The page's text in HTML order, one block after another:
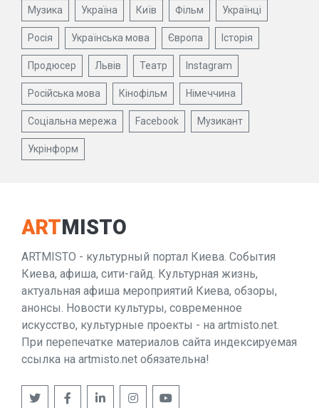
Музика Україна Київ Фільм Українці
Росія Українська мова Європа Історія
Продюсер Львів Театр Instagram
Російська мова Кінофільм Німеччина
Соціальна мережа Facebook Музикант
Укрінформ
ARTMISTO
ARTMISTO - культурный портал Киева. События
Киева, афиша, сити-гайд. Культурная жизнь,
актуальная афиша мероприятий Киева, обзоры,
анонсы. Новости культуры, современное
искусство, культурные проекты - на artmisto.net.
При перепечатке материалов сайта индексируемая
ссылка на artmisto.net обязательна!